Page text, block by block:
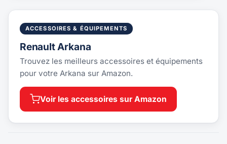
ACCESSOIRES & ÉQUIPEMENTS
Renault Arkana
Trouvez les meilleurs accessoires et équipements
pour votre Arkana sur Amazon.
Voir les accessoires sur Amazon